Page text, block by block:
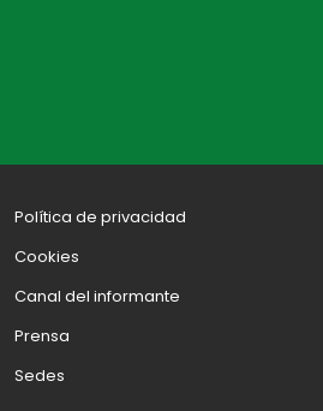
Política de privacidad
Cookies
Canal del informante
Prensa
Sedes